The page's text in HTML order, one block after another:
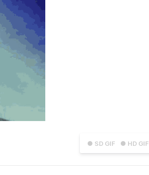
● SD GIF ● HD GIF